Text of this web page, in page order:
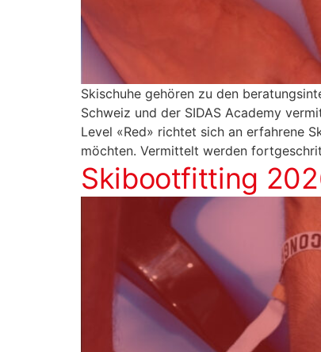
Skischuhe gehören zu den
Schweiz und der SIDAS Academy
Level «Red» richtet sich an erfahrene
möchten. Vermittelt werden
Skibootfitting